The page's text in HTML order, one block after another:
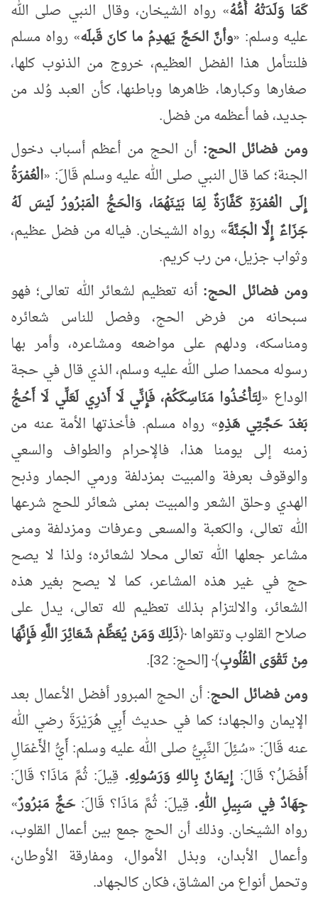
كَمَا وَلَدَتْهُ أُمُّهُ» رواه الشيخان، وقال النبي صلى الله
عليه وسلم: «وأنَّ الحَجَّ يَهدِمُ ما كانَ قَبلَه» رواه مسلم
فلنتأمل هذا الفضل العظيم، خروج من الذنوب كلها،
صغارها وكبارها، ظاهرها وباطنها، كأن العبد وُلد من
جديد، فما أعظمه من فضل.
ومن فضائل الحج: أن الحج من أعظم أسباب دخول
الجنة؛ كما قال النبي صلى الله عليه وسلم قَالَ: «الْعُمْرَةُ
إِلَى الْعُمْرَةِ كَفَّارَةٌ لِمَا بَيْنَهُمَا، وَالْحَجُّ الْمَبْرُورُلَيْسَلَهُ
جَزَاءٌإِلَّاالْجَنَّةَ» رواه الشيخان. فياله من فضل عظيم،
وثواب جزيل، من رب كريم.
ومن فضائل الحج: أنه تعظيم لشعائر الله تعالى؛ فهو
سبحانه من فرض الحج، وفصل للناس شعائره
ومناسكه، ودلهم على مواضعه ومشاعره، وأمر بها
رسوله محمدا صلى الله عليه وسلم، الذي قال في حجة
الوداع «لِتَأْخُذُوا مَنَاسِكَكُمْ، فَإِنِّي لَا أَدْرِي لَعَلِّي لَا أَحُجُّ
بَعْدَ حَجَّتِي هَذِهِ» رواه مسلم. فأخذتها الأمة عنه من
زمنه إلى يومنا هذا، فالإحرام والطواف والسعي
والوقوف بعرفة والمبيت بمزدلفة ورمي الجمار وذبح
الهدي وحلق الشعر والمبيت بمنى شعائر للحج شرعها
الله تعالى، والكعبة والمسعى وعرفات ومزدلفة ومنى
مشاعر جعلها الله تعالى محلا لشعائره؛ ولذا لا يصح
حج في غير هذه المشاعر، كما لا يصح بغير هذه
الشعائر، والالتزام بذلك تعظيم لله تعالى، يدل على
صلاح القلوب وتقواها ﴿ذَلِكَ وَمَنْ يُعَظِّمْ شَعَائِرَ اللَّهِ فَإِنَّهَا
مِنْ تَقْوَى الْقُلُوبِ﴾ [الحج: 32].
ومن فضائل الحج: أن الحج المبرور أفضل الأعمال بعد
الإيمان والجهاد؛ كما في حديث أَبِي هُرَيْرَةَ رضي الله
عنه قَالَ: «سُئِلَ النَّبِيُّ صلى الله عليه وسلم:أَيُّ الْأَعْمَالِ
أَفْضَلُ؟ قَالَ: إِيمَانٌ بِاللهِ وَرَسُولِهِ. قِيلَ: ثُمَّ مَاذَا؟ قَالَ:
جِهَادٌ فِي سَبِيلِ اللهِ. قِيلَ: ثُمَّ مَاذَا؟ قَالَ:حَجٌّ مَبْرُورٌ»
رواه الشيخان. وذلك أن الحج جمع بين أعمال القلوب،
وأعمال الأبدان، وبذل الأموال، ومفارقة الأوطان،
وتحمل أنواع من المشاق، فكان كالجهاد.